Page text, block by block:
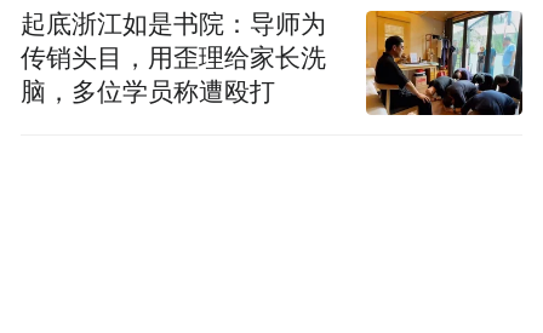
起底浙江如是书院：导师为
传销头目，用歪理给家长洗
脑，多位学员称遭殴打